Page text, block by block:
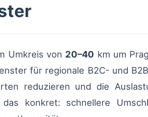
Umkreis von 20–40 km um
für regionale B2C- und
reduzieren und die
konkret: schnellere